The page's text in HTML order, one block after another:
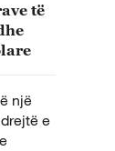
të
një
e